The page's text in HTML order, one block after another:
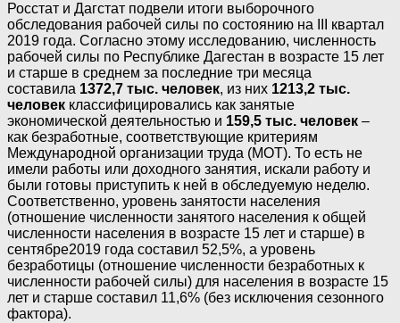
Росстат и Дагстат подвели итоги выборочного
обследования рабочей силы по состоянию на III квартал
2019 года. Согласно этому исследованию, численность
рабочей силы по Республике Дагестан в возрасте 15 лет
и старше в среднем за последние три месяца
составила 1372,7 тыс. человек, из них 1213,2 тыс.
человек классифицировались как занятые
экономической деятельностью и 159,5 тыс. человек –
как безработные, соответствующие критериям
Международной организации труда (МОТ). То есть не
имели работы или доходного занятия, искали работу и
были готовы приступить к ней в обследуемую неделю.
Соответственно, уровень занятости населения
(отношение численности занятого населения к общей
численности населения в возрасте 15 лет и старше) в
сентябре2019 года составил 52,5%, а уровень
безработицы (отношение численности безработных к
численности рабочей силы) для населения в возрасте 15
лет и старше составил 11,6% (без исключения сезонного
фактора).